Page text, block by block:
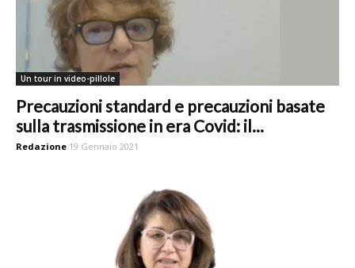
Un tour in video-pillole
Precauzioni standard e precauzioni basate
sulla trasmissione in era Covid: il...
Redazione 19 Gennaio 2021